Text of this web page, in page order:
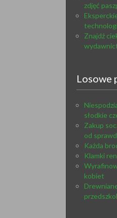
zdjęć
Znajdź
Losowe
słodkie
Zakup
od
Każda
Klamki
kobiet